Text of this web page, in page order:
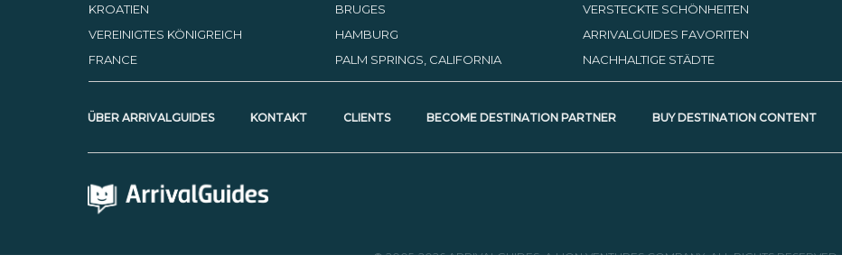
KROATIEN
VEREINIGTES KÖNIGREICH
FRANCE
BRUGES
HAMBURG
PALM SPRINGS, CALIFORNIA
VERSTECKTE SCHÖNHEITEN
ARRIVALGUIDES FAVORITEN
NACHHALTIGE STÄDTE
ÜBER ARRIVALGUIDES KONTAKT CLIENTS BECOME DESTINATION PARTNER BUY DESTINATION CONTENT
© 2005-2026 ARRIVALGUIDES, A LION VENTURES COMPANY. ALL RIGHTS RESERVED.